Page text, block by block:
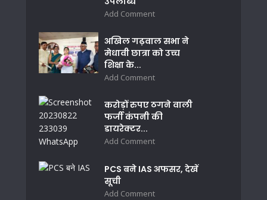
Add Comment
अखिल गढ़वाल सभा ने
मेधावी छात्रा को उच्च
शिक्षा के...
Add Comment
करोड़ों रुपए ठगने वाली
फर्जी कंपनी की
डायरेक्टर...
Add Comment
PCS बने IAS अफसर, देखें
सूची
Add Comment